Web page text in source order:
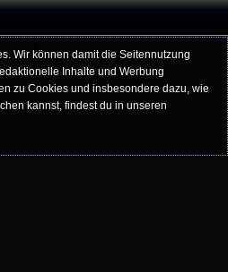
Wir können damit die Seitennutzung
Inhalte und Werbung
zu Cookies und insbesondere dazu, wie
kannst, findest du in unseren